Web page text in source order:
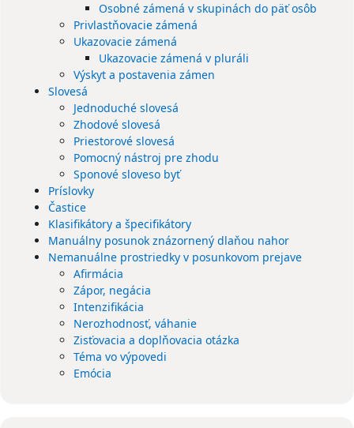
Osobné zámená v skupinách do päť osôb
Privlastňovacie zámená
Ukazovacie zámená
Ukazovacie zámená v pluráli
Výskyt a postavenia zámen
Slovesá
Jednoduché slovesá
Zhodové slovesá
Priestorové slovesá
Pomocný nástroj pre zhodu
Sponové sloveso byť
Príslovky
Častice
Klasifikátory a špecifikátory
Manuálny posunok znázornený dlaňou nahor
Nemanuálne prostriedky v posunkovom prejave
Afirmácia
Zápor, negácia
Intenzifikácia
Nerozhodnosť, váhanie
Zisťovacia a doplňovacia otázka
Téma vo výpovedi
Emócia